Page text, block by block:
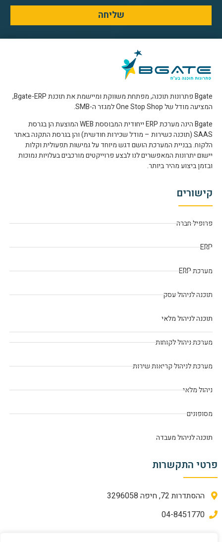
שליחה
Bgate פתרונות תוכנה, מפתחת משווקת ומיישמת את תוכנת Bgate-ERP,
המציעה מודל של One Stop Shop למגזר ה-SMB.
Bgate הינה מערכת ERP ייחודית המבוססת WEB המוצעת הן בגרסת
SAAS (תוכנה כשירות – מודל שכירות חודשית) והן בגרסת התקנה באתר
הלקוח. בבניית המערכת הושם דגש מיוחד על גמישות תפעולית וקלות
יישום יתרונות המאפשרים לנו לבצע פרוייקטים מורכבים בעלויות נמוכות
ובזמן ביצוע מהיר ביותר.
קישורים
פרופיל חברה
ERP
מערכת ERP
תוכנה לניהול עסק
תוכנה לניהול מלאי
מערכת ניהול לקוחות
מערכת לניהול קריאות שירות
ניהול מלאי
מסופונים
תוכנה לניהול מעבדה
פרטי התקשרות
ההסתדרות 72, חיפה 3296058
04-8451770